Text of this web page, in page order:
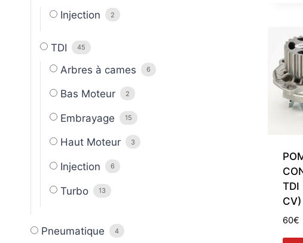
TDI
CV)
60€
Injection 2
TDI 45
Arbres à cames 6
Bas Moteur 2
Embrayage 15
Haut Moteur 3
Injection 6
Turbo 13
Pneumatique 4